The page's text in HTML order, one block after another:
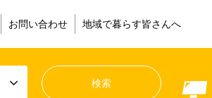
お問い合わせ 地域で暮らす皆さんへ